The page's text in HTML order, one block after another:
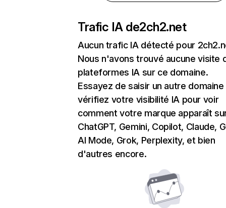
Trafic IA de2ch2.net
Aucun trafic IA détecté pour
Nous n'avons trouvé aucune visite
plateformes IA sur ce domaine.
Essayez de saisir un autre domaine
vérifiez votre visibilité IA pour voir
comment votre marque apparaît
ChatGPT, Gemini, Copilot, Claude,
AI Mode, Grok, Perplexity, et bien
d'autres encore.